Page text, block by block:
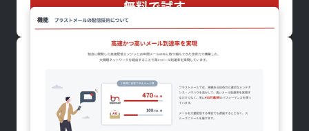
無料で試す